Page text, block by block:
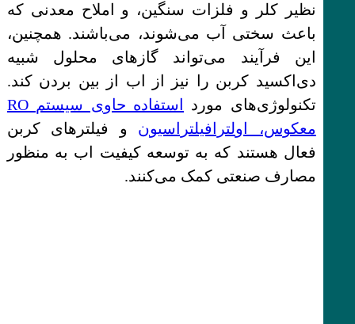
نظیر کلر و فلزات سنگین، و املاح معدنی که
باعث سختی آب می‌شوند، می‌باشند. همچنین،
این فرآیند می‌تواند گازهای محلول شبیه
دی‌اکسید کربن را نیز از اب از بین بردن کند.
تکنولوژی‌های مورد
استفاده حاوی سیستم RO
معکوس، اولترافیلتراسیون و فیلترهای کربن
فعال هستند که به توسعه کیفیت اب به منظور
مصارف صنعتی کمک می‌کنند.